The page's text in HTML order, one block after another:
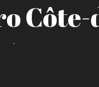
Côte-
HORAIRE